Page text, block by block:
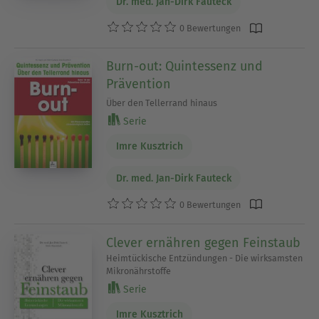
0 Bewertungen
Burn-out: Quintessenz und
Prävention
Über den Tellerrand hinaus
Serie
Imre Kusztrich
Dr. med. Jan-Dirk Fauteck
0 Bewertungen
Clever ernähren gegen Feinstaub
Heimtückische Entzündungen - Die wirksamsten
Mikronährstoffe
Serie
Imre Kusztrich